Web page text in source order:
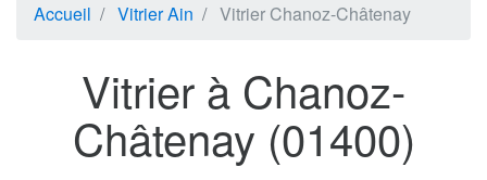
Accueil Vitrier Ain Vitrier Chanoz-Châtenay
Vitrier à Chanoz-
Châtenay (01400)